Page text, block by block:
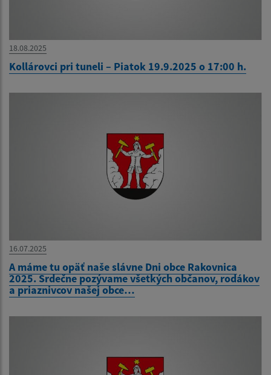
18.08.2025
Kollárovci pri tuneli – Piatok 19.9.2025 o 17:00 h.
16.07.2025
A máme tu opäť naše slávne Dni obce Rakovnica
2025. Srdečne pozývame všetkých občanov, rodákov
a priaznivcov našej obce…